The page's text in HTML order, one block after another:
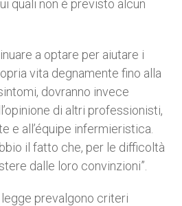
quali non è previsto alcun
a optare per aiutare i
vita degnamente fino alla
dovranno invece
di altri professionisti,
e all’équipe infermieristica.
il fatto che, per le difficoltà
dalle loro convinzioni”.
prevalgono criteri